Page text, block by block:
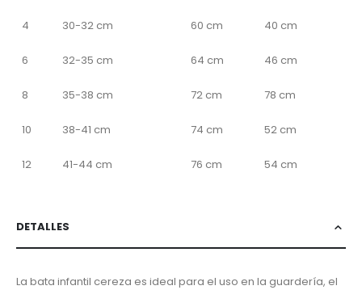
4 30-32 cm 60 cm 40 cm
6 32-35 cm 64 cm 46 cm
8 35-38 cm 72 cm 78 cm
10 38-41 cm 74 cm 52 cm
12 41-44 cm 76 cm 54 cm
DETALLES
La bata infantil cereza es ideal para el uso en la guardería, el